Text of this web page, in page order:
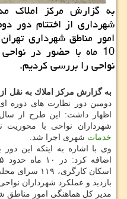
به گزارش مركز املاك
شهرداری از اختتام دور
امور مناطق شهرداری
10 ماه با حضور در
نواحی را بررسی كردیم.
به گزارش مركز املاك به نقل از
اظهار داشت: این طرح از
شهرداران نواحی با
خدمات شهری اجرا شد.
وی با اشاره به اینكه این
اضافه كرد: در ۱۰ ماه حدود ۳۱۵
بازدید و عملكرد شهرداران
مدیر كل هماهنگی امور مناطق